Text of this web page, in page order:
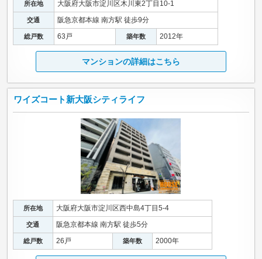
所在地 大阪府大阪市淀川区木川東2丁目10-1
交通 阪急京都本線 南方駅 徒歩9分
総戸数 63戸 築年数 2012年
マンションの詳細はこちら
ワイズコート新大阪シティライフ
所在地 大阪府大阪市淀川区西中島4丁目5-4
交通 阪急京都本線 南方駅 徒歩5分
総戸数 26戸 築年数 2000年